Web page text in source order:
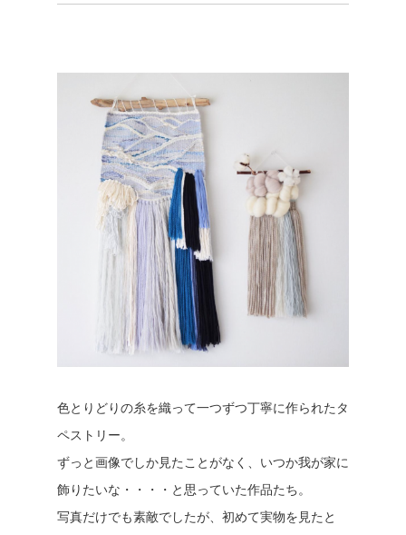
色とりどりの糸を織って一つずつ丁寧に作られたタ
ペストリー。
ずっと画像でしか見たことがなく、いつか我が家に
飾りたいな・・・・と思っていた作品たち。
写真だけでも素敵でしたが、初めて実物を見たと